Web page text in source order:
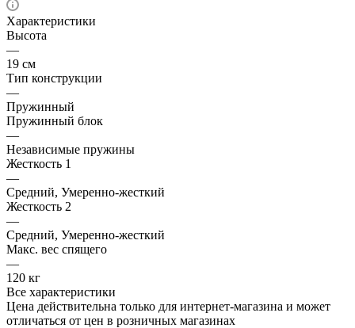
Характеристики
Высота
—
19 см
Тип конструкции
—
Пружинный
Пружинный блок
—
Независимые пружины
Жесткость 1
—
Средний, Умеренно-жесткий
Жесткость 2
—
Средний, Умеренно-жесткий
Макс. вес спящего
—
120 кг
Все характеристики
Цена действительна только для интернет-магазина и может
отличаться от цен в розничных магазинах